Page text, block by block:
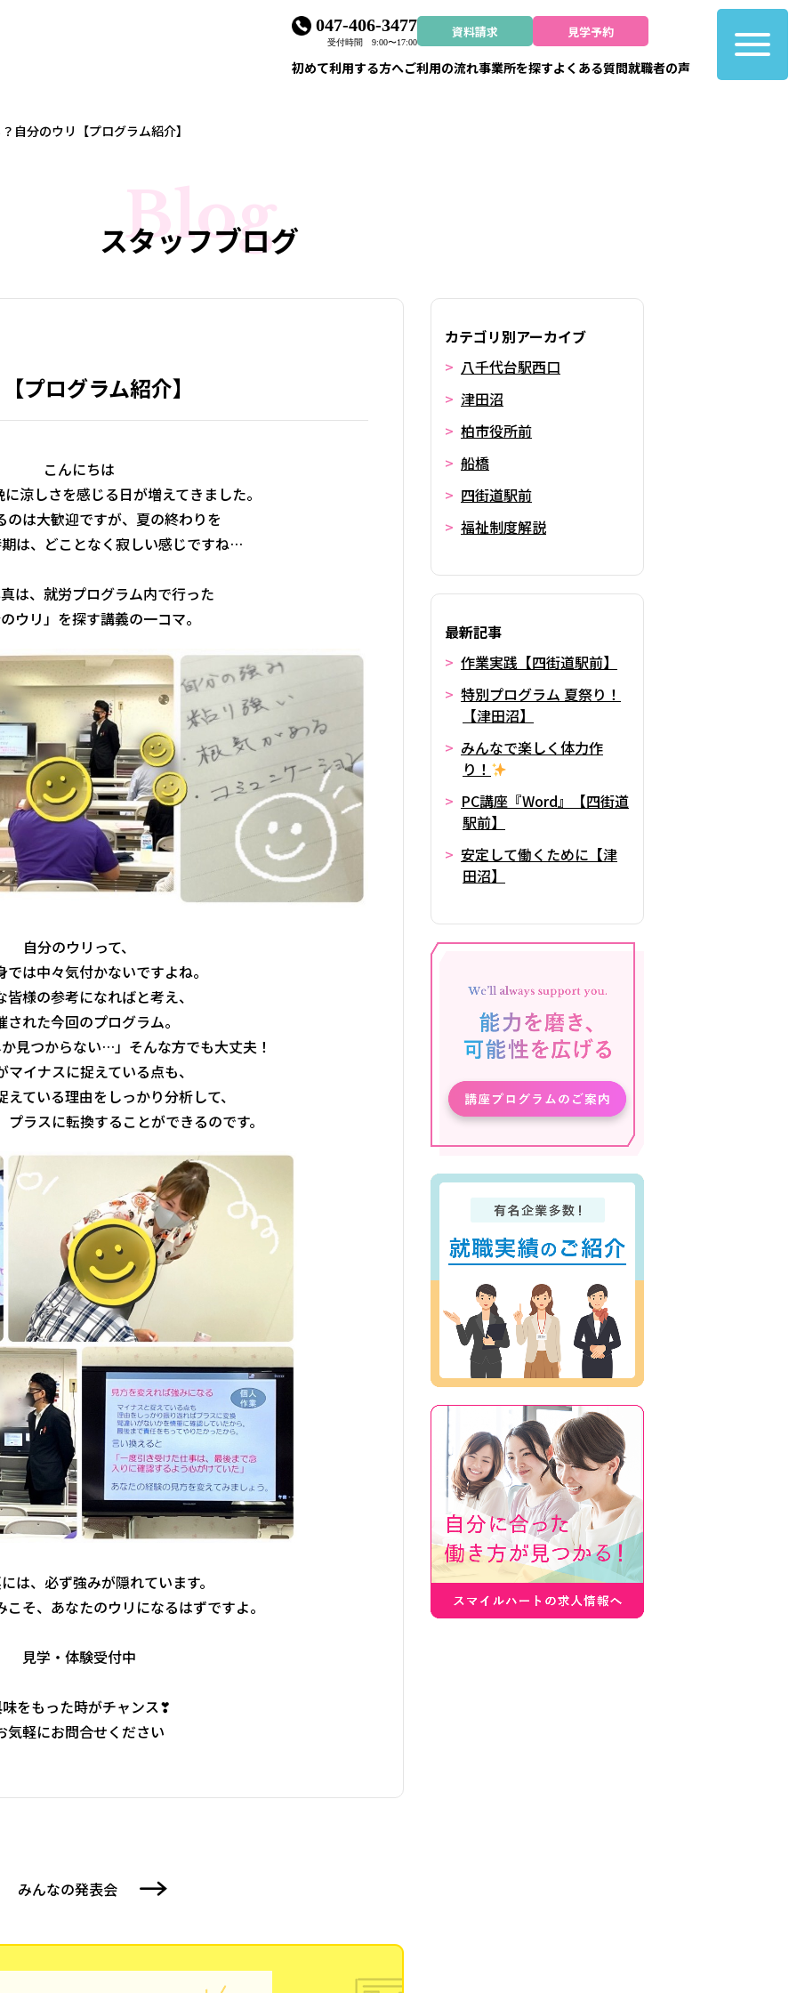
047-406-3477
受付時間 9:00〜17:00
資料請求 見学予約
初めて利用する方へご利用の流れ事業所を探すよくある質問就職者の声
自分のウリ【プログラム紹介】
スタッフブログ
Blog
プログラム紹介】
こんにちは
涼しさを感じる日が増えてきました。
のは大歓迎ですが、夏の終わりを
は、どことなく寂しい感じですね…
は、就労プログラム内で行った
ウリ」を探す講義の一コマ。
自分のウリって、
では中々気付かないですよね。
皆様の参考になればと考え、
された今回のプログラム。
見つからない…」そんな方でも大丈夫！
マイナスに捉えている点も、
えている理由をしっかり分析して、
ラスに転換することができるのです。
は、必ず強みが隠れています。
そ、あなたのウリになるはずですよ。
見学・体験受付中
をもった時がチャンス❣
気軽にお問合せください
みんなの発表会
カテゴリ別アーカイブ
八千代台駅西口
津田沼
柏市役所前
船橋
四街道駅前
福祉制度解説
最新記事
作業実践【四街道駅前】
特別プログラム 夏祭り！
【津田沼】
みんなで楽しく体力作
り！
PC講座『Word』【四街道
駅前】
安定して働くために【津
田沼】